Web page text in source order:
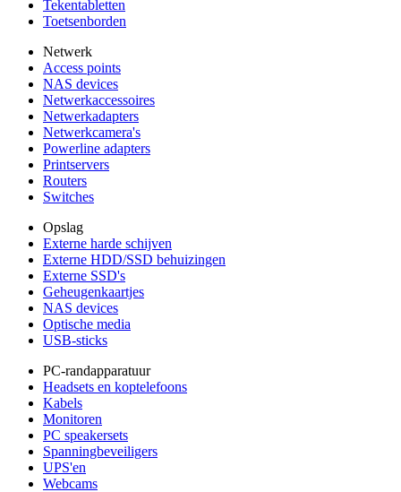
Tekentabletten
Toetsenborden
Netwerk
Access points
NAS devices
Netwerkaccessoires
Netwerkadapters
Netwerkcamera's
Powerline adapters
Printservers
Routers
Switches
Opslag
Externe harde schijven
Externe HDD/SSD behuizingen
Externe SSD's
Geheugenkaartjes
NAS devices
Optische media
USB-sticks
PC-randapparatuur
Headsets en koptelefoons
Kabels
Monitoren
PC speakersets
Spanningbeveiligers
UPS'en
Webcams